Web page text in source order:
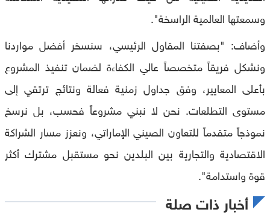
وسمعتها العالمية الراسخة".
وأضاف: "بصفتنا المقاول الرئيسي، سنسخر أفضل مواردنا
ونشكل فريقاً متخصصاً عالي الكفاءة لضمان تنفيذ المشروع
بأعلى المعايير، وفق جداول زمنية فعالة ونتائج ترتقي إلى
مستوى التطلعات. نحن لا نبني مشروعاً فحسب، بل نرسخ
نموذجاً متقدماً للتعاون الصيني الإماراتي، ونعزز مسار الشراكة
الاقتصادية والتجارية بين البلدين نحو مستقبل مشترك أكثر
قوة واستدامة".
أخبار ذات صلة